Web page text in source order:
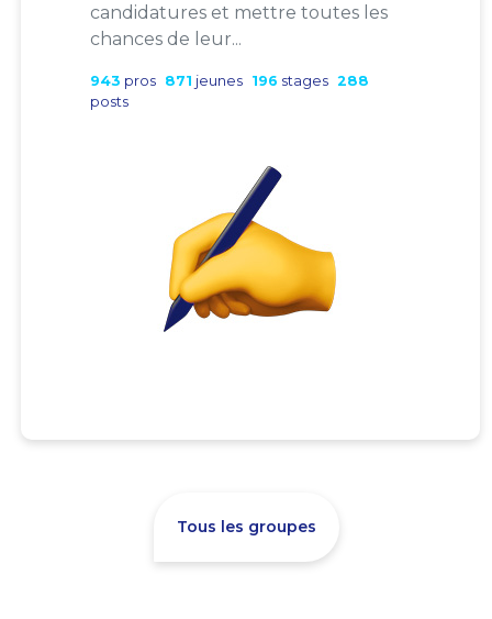
candidatures et mettre toutes les
chances de leur...
943 pros 871 jeunes 196 stages 288
posts
Tous les groupes